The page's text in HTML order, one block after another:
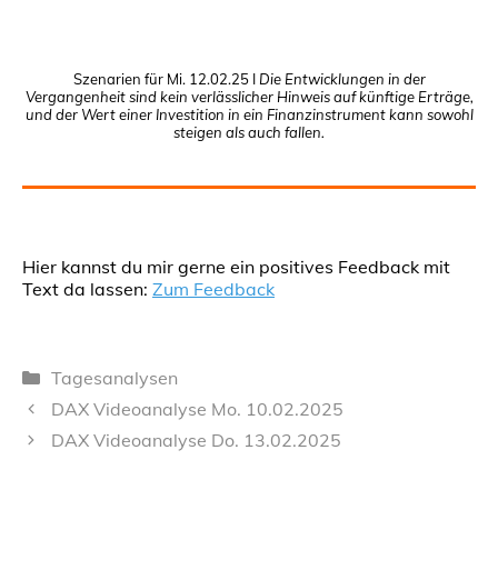
Szenarien für Mi. 12.02.25 I Die Entwicklungen in der
Vergangenheit sind kein verlässlicher Hinweis auf künftige Erträge,
und der Wert einer Investition in ein Finanzinstrument kann sowohl
steigen als auch fallen.
Hier kannst du mir gerne ein positives Feedback mit
Text da lassen: Zum Feedback
Kategorien
Tagesanalysen
DAX Videoanalyse Mo. 10.02.2025
DAX Videoanalyse Do. 13.02.2025